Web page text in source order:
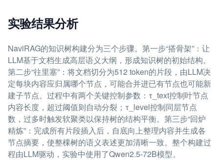
实验结果分析
NaviRAG的知识树构建分为三个步骤。第一步“搭骨架”：让
LLM基于文档生成高层语义大纲，形成知识树的初始结构。
第二步“往里塞”：将文档切分为512 token的片段，由LLM决
定每块内容应归属哪个节点，可能合并进已有节点也可能新
建子节点。过程中有两个关键控制参数：τ_text控制叶节点
内容长度，超过阈值则自动分裂；τ_level控制同层节点
数，过多时触发软聚类以保持树的结构平衡。第三步“回炉
精炼”：完成所有片段插入后，自底向上整理内容并生成各
节点摘要，使整棵树的语义表述更加清晰一致。整个构建过
程由LLM驱动，实验中使用了Qwen2.5-72B模型。